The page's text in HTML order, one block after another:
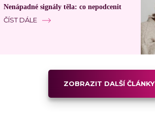
Nenápadné signály těla: co nepodcenit
ČÍST DÁLE
ZOBRAZIT DALŠÍ ČLÁNKY